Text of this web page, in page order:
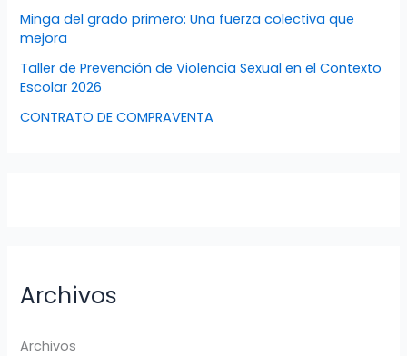
Minga del grado primero: Una fuerza colectiva que
mejora
Taller de Prevención de Violencia Sexual en el Contexto
Escolar 2026
CONTRATO DE COMPRAVENTA
Archivos
Archivos